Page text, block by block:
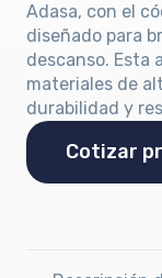
Adasa, con el
diseñado para
descanso. Esta
materiales de
durabilidad y
Cotizar